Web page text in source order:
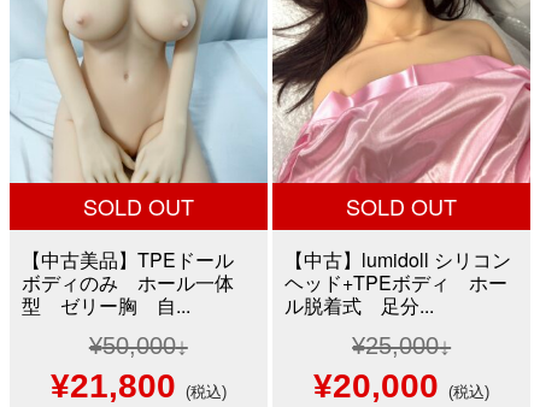
し
た。
で
す。
し
た。
で
す。
SOLD OUT
【中古美品】TPEドール
ボディのみ ホール一体
型 ゼリー胸 自...
¥50,000
元
¥21,800現
(税込)
SOLD OUT
【中古】lumidoll シリコン
ヘッド+TPEボディ ホー
ル脱着式 足分...
¥25,000
元
¥20,000 現
(税込)